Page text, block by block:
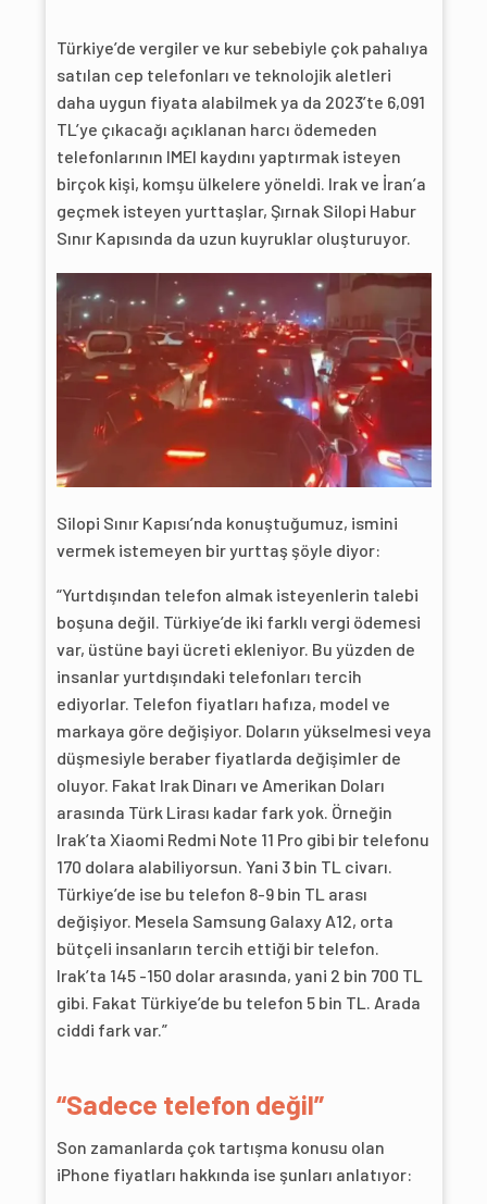
Türkiye’de vergiler ve kur sebebiyle çok pahalıya
satılan cep telefonları ve teknolojik aletleri
daha uygun fiyata alabilmek ya da 2023’te 6,091
TL’ye çıkacağı açıklanan harcı ödemeden
telefonlarının IMEI kaydını yaptırmak isteyen
birçok kişi, komşu ülkelere yöneldi. Irak ve İran’a
geçmek isteyen yurttaşlar, Şırnak Silopi Habur
Sınır Kapısında da uzun kuyruklar oluşturuyor.
Silopi Sınır Kapısı’nda konuştuğumuz, ismini
vermek istemeyen bir yurttaş şöyle diyor:
“Yurtdışından telefon almak isteyenlerin talebi
boşuna değil. Türkiye’de iki farklı vergi ödemesi
var, üstüne bayi ücreti ekleniyor. Bu yüzden de
insanlar yurtdışındaki telefonları tercih
ediyorlar. Telefon fiyatları hafıza, model ve
markaya göre değişiyor. Doların yükselmesi veya
düşmesiyle beraber fiyatlarda değişimler de
oluyor. Fakat Irak Dinarı ve Amerikan Doları
arasında Türk Lirası kadar fark yok. Örneğin
Irak’ta Xiaomi Redmi Note 11 Pro gibi bir telefonu
170 dolara alabiliyorsun. Yani 3 bin TL civarı.
Türkiye’de ise bu telefon 8-9 bin TL arası
değişiyor. Mesela Samsung Galaxy A12, orta
bütçeli insanların tercih ettiği bir telefon.
Irak’ta 145 -150 dolar arasında, yani 2 bin 700 TL
gibi. Fakat Türkiye’de bu telefon 5 bin TL. Arada
ciddi fark var.”
“Sadece telefon değil”
Son zamanlarda çok tartışma konusu olan
iPhone fiyatları hakkında ise şunları anlatıyor: